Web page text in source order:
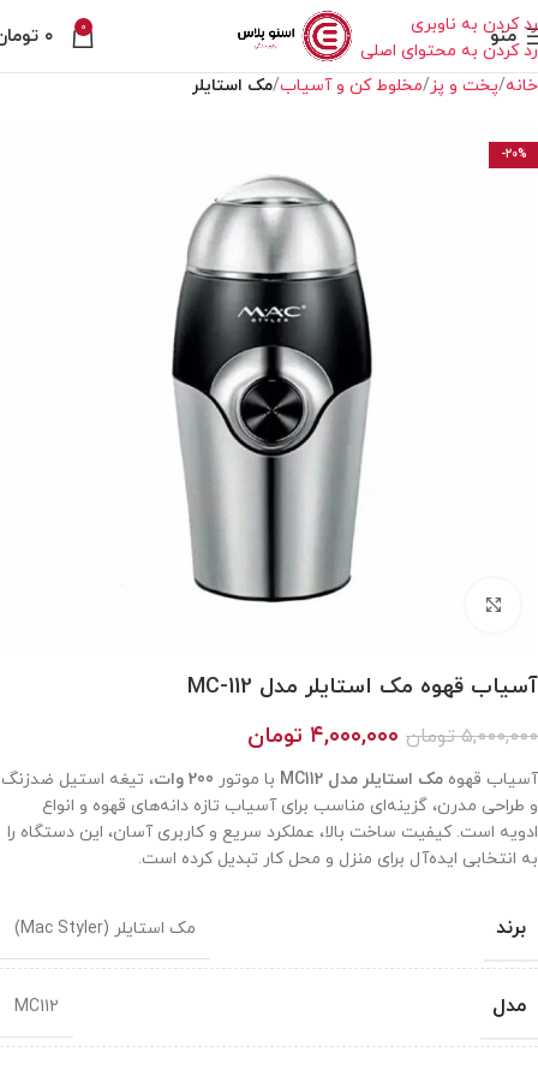
رد کردن به ناوبری
رد کردن به محتوای اصلی
منو 0 ۰
خانه پخت و پز مخلوط کن و آسیاب مک استایلر
-20%
آسیاب قهوه مک استایلر مدل MC-112
۵,۰۰۰,۰۰۰ تومان ۴,۰۰۰,۰۰۰ تومان
آسیاب قهوه مک استایلر مدل MC112 با موتور 200 وات
، تیغه استیل ضدزنگ
و طراحی مدرن، گزینه‌ای مناسب برای آسیاب تازه دانه‌های قهوه و انواع
ادویه است. کیفیت ساخت بالا، عملکرد سریع و کاربری آسان، این دستگاه را
به انتخابی ایده‌آل برای منزل و محل کار تبدیل کرده است.
برند مک استایلر (Mac Styler)
مدل MC112